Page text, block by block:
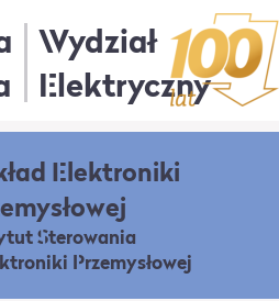
Wydział
Elektryczny
Elektroniki
Sterowania
Przemysłowej